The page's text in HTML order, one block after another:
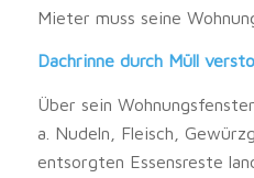
Mieter muss seine
Dachrinne durch Müll
Über sein
a. Nudeln, Fleisch,
entsorgten Essensreste